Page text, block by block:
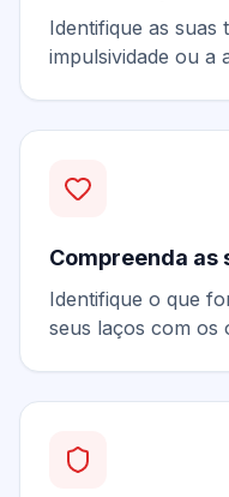
Identifique as suas
impulsividade ou a
Compreenda as
Identifique o que
seus laços com os